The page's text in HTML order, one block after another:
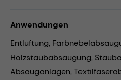
Anwendungen
Entlüftung,
Holzstaubabsaugung,
Absauganlagen,